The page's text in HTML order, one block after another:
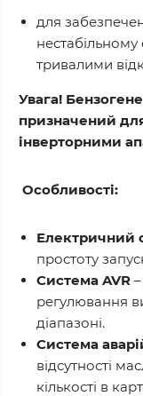
для
нестабільному
тривалими
Увага!
призначений
інверторними
Особливості:
Електричний
простоту
Система AVR
регулювання
діапазоні.
Система
відсутності
кількості в